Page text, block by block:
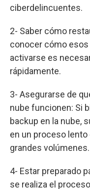
ciberdelincuentes.
2- Saber cómo
conocer cómo
activarse es
rápidamente.
3- Asegurarse de
nube funcionen: Si
backup en la nube,
en un proceso
grandes volúmenes.
4- Estar preparado
se realiza el